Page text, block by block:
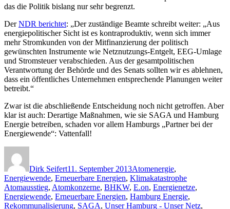
das die Politik bislang nur sehr begrenzt.
DerNDR berichtet: „Der zuständige Beamte schreibt weiter: „Aus
energiepolitischer Sicht ist es kontraproduktiv, wenn sich immer
mehr Stromkunden von der Mitfinanzierung der politisch
gewünschten Instrumente wie Netznutzungs-Entgelt, EEG-Umlage
und Stromsteuer verabschieden. Aus der gesamtpolitischen
Verantwortung der Behörde und des Senats sollten wir es ablehnen,
dass ein öffentliches Unternehmen entsprechende Planungen weiter
betreibt.“
Zwar ist die abschließende Entscheidung noch nicht getroffen. Aber
klar ist auch: Derartige Maßnahmen, wie sie SAGA und Hamburg
Energie betreiben, schaden vor allem Hamburgs „Partner bei der
Energiewende“: Vattenfall!
Dirk Seifert11. September 2013Atomenergie,
Energiewende, Erneuerbare Energien, KlimakatastropheSchlagwörter
Atomausstieg, Atomkonzerne, BHKW, E.on, Energienetze,
Energiewende, Erneuerbare Energien, Hamburg Energie,
Rekommunalisierung, SAGA, Unser Hamburg - Unser Netz,